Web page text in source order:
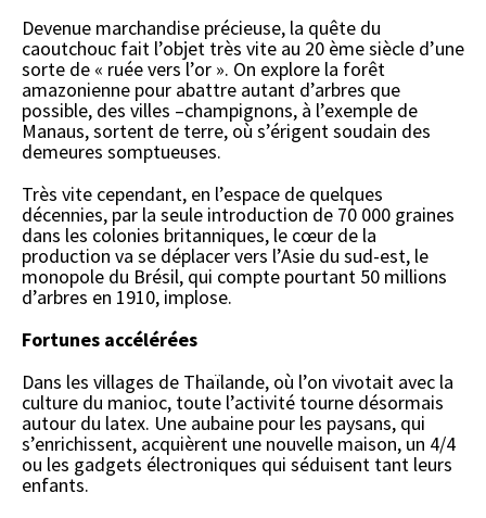
Devenue marchandise précieuse, la quête du
caoutchouc fait l’objet très vite au 20 ème siècle d’une
sorte de « ruée vers l’or ». On explore la forêt
amazonienne pour abattre autant d’arbres que
possible, des villes –champignons, à l’exemple de
Manaus, sortent de terre, où s’érigent soudain des
demeures somptueuses.
Très vite cependant, en l’espace de quelques
décennies, par la seule introduction de 70 000 graines
dans les colonies britanniques, le cœur de la
production va se déplacer vers l’Asie du sud-est, le
monopole du Brésil, qui compte pourtant 50 millions
d’arbres en 1910, implose.
Fortunes accélérées
Dans les villages de Thaïlande, où l’on vivotait avec la
culture du manioc, toute l’activité tourne désormais
autour du latex. Une aubaine pour les paysans, qui
s’enrichissent, acquièrent une nouvelle maison, un 4/4
ou les gadgets électroniques qui séduisent tant leurs
enfants.